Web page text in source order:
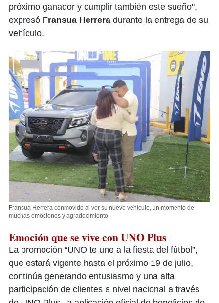
próximo ganador y cumplir también este sueño",
expresó Fransua Herrera durante la entrega de su
vehículo.
Fransua Herrera conmovido al ver su nuevo vehículo, un momento de
muchas emociones y agradecimiento.
Emoción que se vive con UNO Plus
La promoción “UNO te une a la fiesta del fútbol”,
que estará vigente hasta el próximo 19 de julio,
continúa generando entusiasmo y una alta
participación de clientes a nivel nacional a través